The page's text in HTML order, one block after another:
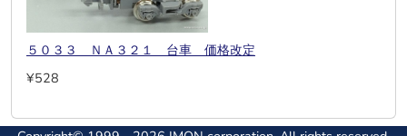
５０３３ ＮＡ３２１ 台車 価格改定
¥528